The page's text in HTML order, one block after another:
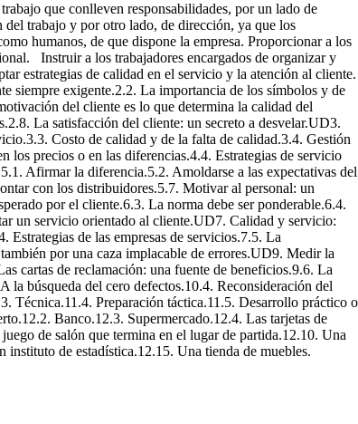
que conlleven responsabilidades, por un lado de
del trabajo y por otro lado, de dirección, ya que los
humanos, de que dispone la empresa. Proporcionar a los
Instruir a los trabajadores encargados de organizar y
estrategias de calidad en el servicio y la atención al cliente.
exigente.2.2. La importancia de los símbolos y de
del cliente es lo que determina la calidad del
La satisfacción del cliente: un secreto a desvelar.UD3.
Costo de calidad y de la falta de calidad.3.4. Gestión
precios o en las diferencias.4.4. Estrategias de servicio
Afirmar la diferencia.5.2. Amoldarse a las expectativas del
con los distribuidores.5.7. Motivar al personal: un
por el cliente.6.3. La norma debe ser ponderable.6.4.
un servicio orientado al cliente.UD7. Calidad y servicio:
Estrategias de las empresas de servicios.7.5. La
por una caza implacable de errores.UD9. Medir la
cartas de reclamación: una fuente de beneficios.9.6. La
búsqueda del cero defectos.10.4. Reconsideración del
Técnica.11.4. Preparación táctica.11.5. Desarrollo práctico o
Banco.12.3. Supermercado.12.4. Las tarjetas de
de salón que termina en el lugar de partida.12.10. Una
de estadística.12.15. Una tienda de muebles.